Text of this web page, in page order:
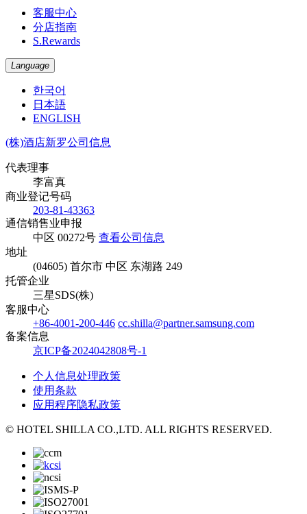
客服中心
分店指南
S.Rewards
Language
한국어
日本語
ENGLISH
(株)酒店新罗公司信息
代表理事
李富真
商业登记号码
203-81-43363
通信销售业申报
中区 00272号 查看公司信息
地址
(04605) 首尔市 中区 东湖路 249
托管企业
三星SDS(株)
客服中心
+86-4001-200-446 cc.shilla@partner.samsung.com
备案信息
京ICP备2024042808号-1
个人信息处理政策
使用条款
应用程序隐私政策
© HOTEL SHILLA CO.,LTD. ALL RIGHTS RESERVED.